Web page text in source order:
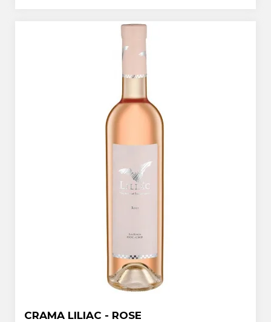
CRAMA LILIAC - ROSE